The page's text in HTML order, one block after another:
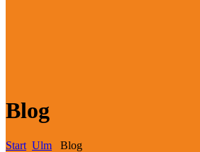
Blog
Start Ulm Blog